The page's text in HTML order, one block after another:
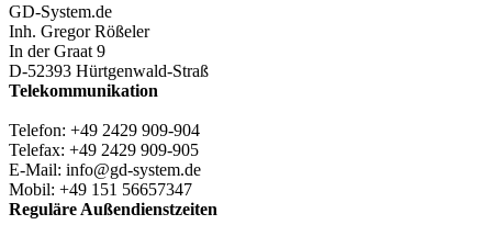
GD-System.de
Inh. Gregor Rößeler
In der Graat 9
D-52393 Hürtgenwald-Straß
Telekommunikation
Telefon: +49 2429 909-904
Telefax: +49 2429 909-905
E-Mail: info@gd-system.de
Mobil: +49 151 56657347
Reguläre Außendienstzeiten